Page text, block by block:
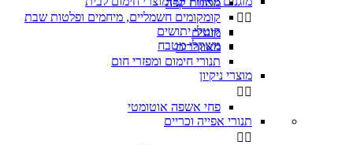
מכונות קפה
קומקומים חשמליים, מיחמים ופלטות שבת
קוטלי יתושים
משקלי מטבח
 
מזגנים
מאווררים
תנורי חימום ומפזרי חום
מוצרי ניקיון
 
פחי אשפה אוטומטי
תנורי אפייה וכריים
 